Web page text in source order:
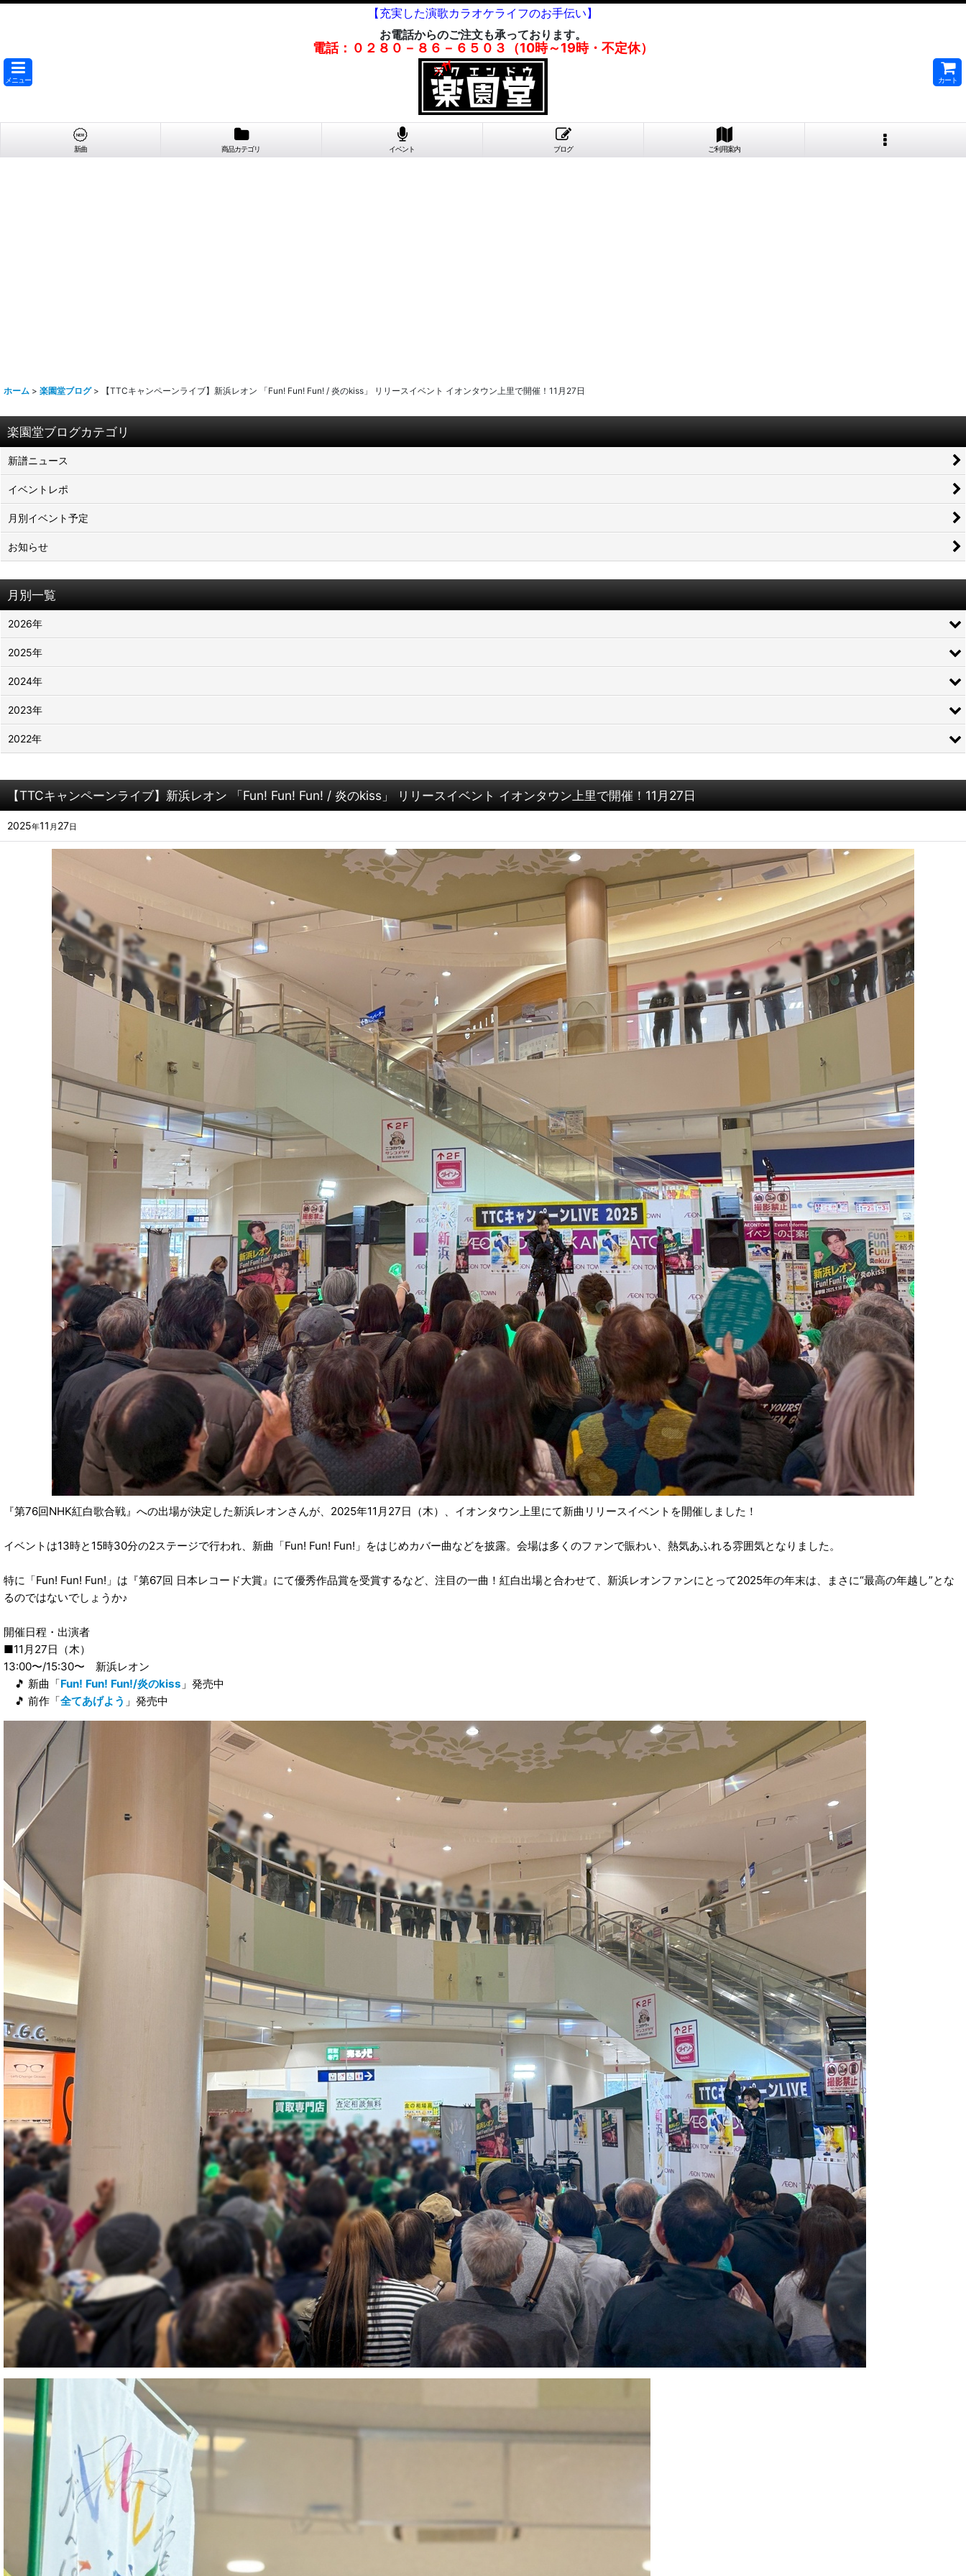
【充実した演歌カラオケライフのお手伝い】
お電話からのご注文も承っております。
電話：０２８０－８６－６５０３（10時～19時・不定休）
メニュー カート
新曲 商品カテゴリ イベント ブログ ご利用案内
ホーム > 楽園堂ブログ > 【TTCキャンペーンライブ】新浜レオン 「Fun! Fun! Fun! / 炎のkiss」 リリースイベント イオンタウン上里で開催！11月27日
【TTCキャンペーンライブ】新浜レオン 「Fun! Fun! Fun! / 炎のkiss」 リリースイベント イオンタウン上里で開催！11月27日
2025年11 月 27日
『第76回NHK紅白歌合戦』への出場が決定した新浜レオンさんが、2025年11月27日（木）、イオンタウン上里にて新曲リリースイベントを開催しました！
イベントは13時と15時30分の2ステージで行われ、新曲「Fun! Fun! Fun!」をはじめカバー曲などを披露。会場は多くのファンで賑わい、熱気あふれる雰囲気となりました。
特に「Fun! Fun! Fun!」は『第67回 日本レコード大賞』にて優秀作品賞を受賞するなど、注目の一曲！紅白出場と合わせて、新浜レオンファンにとって2025年の年末は、まさに“最高の年越し”とな
るのではないでしょうか♪
開催日程・出演者
■11月27日（木）
13:00〜/15:30〜 新浜レオン
🎵 新曲「Fun! Fun! Fun!/炎のkiss 」発売中
🎵 前作「全てあげよう 」発売中
楽園堂ブログカテゴリ
新譜ニュース
イベントレポ
月別イベント予定
お知らせ
月別一覧
2026年
2025年
2024年
2023年
2022年